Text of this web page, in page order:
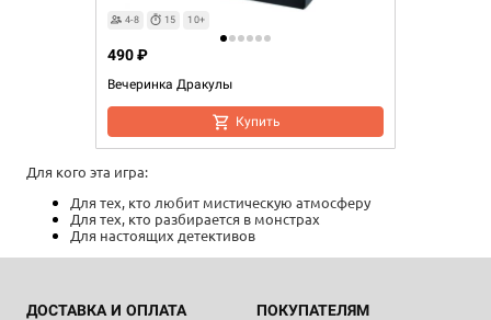
4-8 15 10+
Вечеринка Дракулы
490 ₽
Купить
Для кого эта игра:
Для тех, кто любит мистическую атмосферу
Для тех, кто разбирается в монстрах
Для настоящих детективов
ДОСТАВКА И ОПЛАТА ПОКУПАТЕЛЯМ